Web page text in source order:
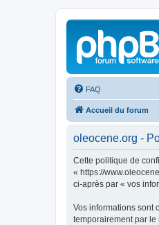
FAQ
Accueil du forum
oleocene.org -
Cette politique de
« https://
ci-après par « vos
Vos informations sont
temporairement par